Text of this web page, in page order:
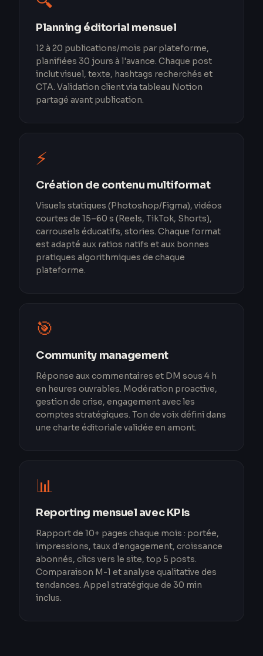
Planning éditorial mensuel
12 à 20 publications/mois par plateforme,
planifiées 30 jours à l'avance. Chaque post
inclut visuel, texte, hashtags recherchés et
CTA. Validation client via tableau Notion
partagé avant publication.
⚡
Création de contenu multiformat
Visuels statiques (Photoshop/Figma), vidéos
courtes de 15–60 s (Reels, TikTok, Shorts),
carrousels éducatifs, stories. Chaque format
est adapté aux ratios natifs et aux bonnes
pratiques algorithmiques de chaque
plateforme.
🎯
Community management
Réponse aux commentaires et DM sous 4 h
en heures ouvrables. Modération proactive,
gestion de crise, engagement avec les
comptes stratégiques. Ton de voix défini dans
une charte éditoriale validée en amont.
📊
Reporting mensuel avec KPIs
Rapport de 10+ pages chaque mois : portée,
impressions, taux d'engagement, croissance
abonnés, clics vers le site, top 5 posts.
Comparaison M-1 et analyse qualitative des
tendances. Appel stratégique de 30 min
inclus.